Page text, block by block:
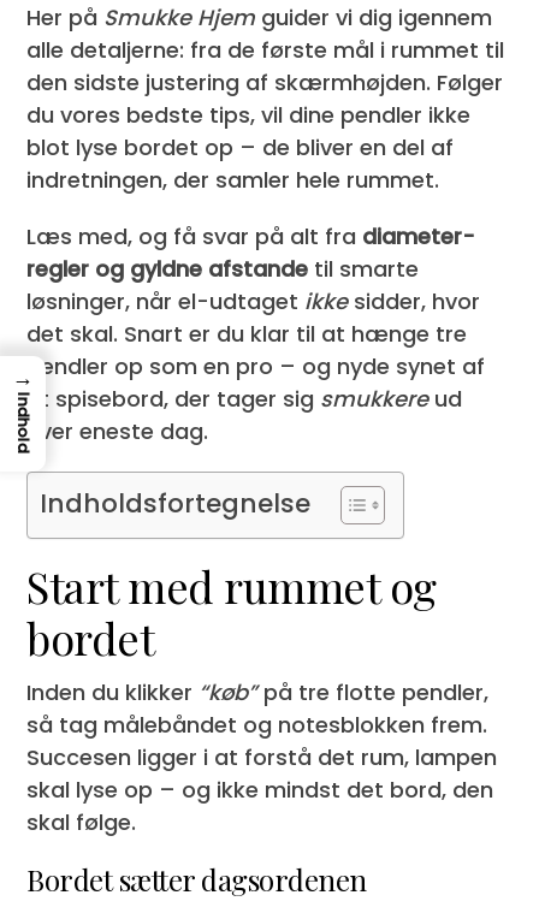
Her på Smukke Hjem guider vi dig igennem
alle detaljerne: fra de første mål i rummet til
den sidste justering af skærmhøjden. Følger
du vores bedste tips, vil dine pendler ikke
blot lyse bordet op – de bliver en del af
indretningen, der samler hele rummet.
Læs med, og få svar på alt fra diameter-
regler og gyldne afstande til smarte
løsninger, når el-udtaget ikkesidder, hvor
det skal. Snart er du klar til at hænge tre
pendler op som en pro – og nyde synet af
et spisebord, der tager sig smukkereud
hver eneste dag.
Indholdsfortegnelse
Start med rummet og
bordet
Inden du klikker “køb”på tre flotte pendler,
så tag målebåndet og notesblokken frem.
Succesen ligger i at forstå det rum, lampen
skal lyse op – og ikke mindst det bord, den
skal følge.
Bordet sætter dagsordenen
→
Indhold